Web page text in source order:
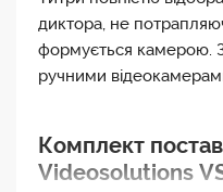
диктора, не
формується камерою.
ручними
Комплект
Videosolutions